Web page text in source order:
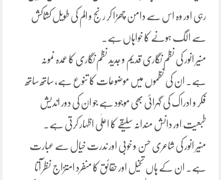
رہی اور وہ اس سے دامن چھڑا کر رنج و الم کی طویل کشاکش
سے الگ ہونے کا خواہاں ہے.
منیر انور کی نظم نگاری قدیم و جدید نظم نگاری کا عمدہ نمونہ
ہے. ان کی نظموں میں موضوعات کا تنوع ہے، ساتھ ساتھ
فکر و ادراک کی گہرائی بھی موجود ہے جو ان کی دور اندیش
طبعیت اور دانش مندانہ سلیقے کا اعلٰی اظہار کرتی ہے.
منیر انور کی شاعری حسن و خوبی اور ندرت خیال سے عبارت
ہے. ان کے ہاں تخیل اور حقائق کا منفرد امتزاج نظر آتا